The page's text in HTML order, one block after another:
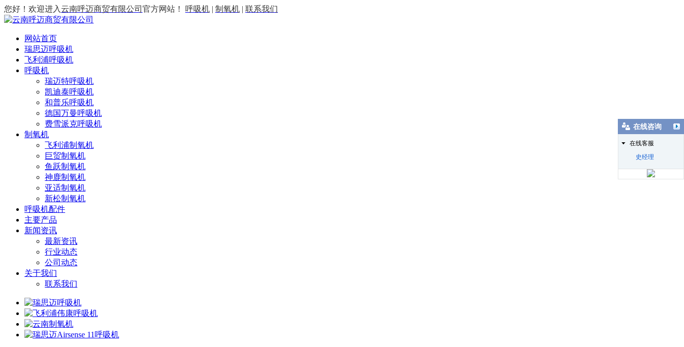
您好！欢迎进入云南呼迈商贸有限公司 官方网站！ 呼吸机 | 制氧机 | 联系我们
网站首页
瑞思迈呼吸机
飞利浦呼吸机
呼吸机
瑞迈特呼吸机
凯迪泰呼吸机
和普乐呼吸机
德国万曼呼吸机
费雪派克呼吸机
制氧机
飞利浦制氧机
巨贸制氧机
鱼跃制氧机
神鹿制氧机
亚适制氧机
新松制氧机
呼吸机配件
主要产品
新闻资讯
最新资讯
行业动态
公司动态
关于我们
联系我们
在线咨询
在线客服
史经理